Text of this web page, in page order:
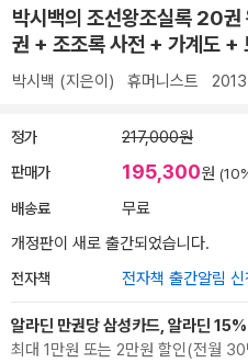
박시백의 조선왕조실록 20
권 + 조조록 사전 + 가계도 +
박시백 (지은이) 휴머니스트
정가 217,000원
판매가 195,300원
배송료
무료
개정판이 새로 출간되었습니다.
전자책 전자책 출간알림 신
알라딘 만권당 삼성카드, 알라딘
최대 1만원 또는 2만원 할인(전월